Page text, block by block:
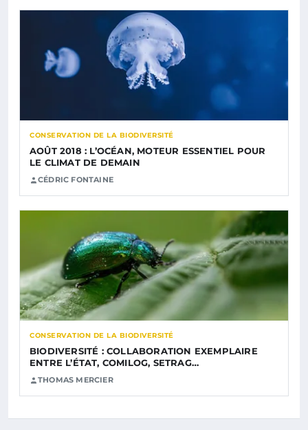
CONSERVATION DE LA BIODIVERSITÉ
AOÛT 2018 : L’OCÉAN, MOTEUR ESSENTIEL POUR
LE CLIMAT DE DEMAIN
CÉDRIC FONTAINE
CONSERVATION DE LA BIODIVERSITÉ
BIODIVERSITÉ : COLLABORATION EXEMPLAIRE
ENTRE L’ÉTAT, COMILOG, SETRAG…
THOMAS MERCIER